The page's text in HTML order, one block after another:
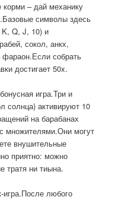
корми – дай механику
символы здесь
K, Q, J, 10) и
сокол, анкх,
собрать
достигает 50x.
игра.Три и
солнца) активируют 10
на барабанах
множителями.Они могут
внушительные
приятно: можно
тратя ни тиына.
любого